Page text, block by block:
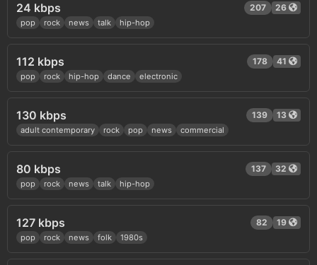
24 kbps 207 26
pop rock news talk hip-hop
112 kbps 178 41
pop rock hip-hop dance electronic
130 kbps 139 13
adult contemporary rock pop news commercial
80 kbps 137 32
pop rock news talk hip-hop
127 kbps 82 19
pop rock news folk 1980s